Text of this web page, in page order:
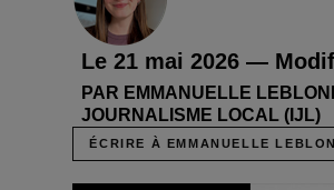
Le 21 mai 2026 —
PAR EMMANUELLE
JOURNALISME LOCAL (IJL)
ÉCRIRE À EMMANUELLE